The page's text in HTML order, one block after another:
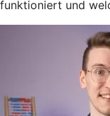
funktioniert und